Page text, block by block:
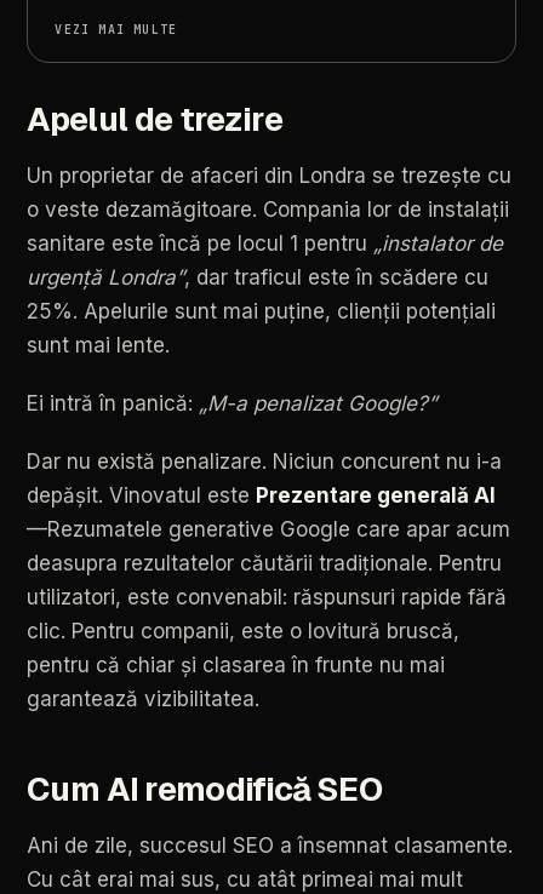
VEZI MAI MULTE
Apelul de trezire
Un proprietar de afaceri din Londra se trezește cu
o veste dezamăgitoare. Compania lor de instalații
sanitare este încă pe locul 1 pentru „instalator de
urgență Londra”, dar traficul este în scădere cu
25%. Apelurile sunt mai puține, clienții potențiali
sunt mai lente.
Ei intră în panică: „M-a penalizat Google?”
Dar nu există penalizare. Niciun concurent nu i-a
depășit. Vinovatul este Prezentare generală AI
—Rezumatele generative Google care apar acum
deasupra rezultatelor căutării tradiționale. Pentru
utilizatori, este convenabil: răspunsuri rapide fără
clic. Pentru companii, este o lovitură bruscă,
pentru că chiar și clasarea în frunte nu mai
garantează vizibilitatea.
Cum AI remodificăSEO
Ani de zile, succesul SEO a însemnat clasamente.
Cu cât erai mai sus, cu atât primeai mai mult